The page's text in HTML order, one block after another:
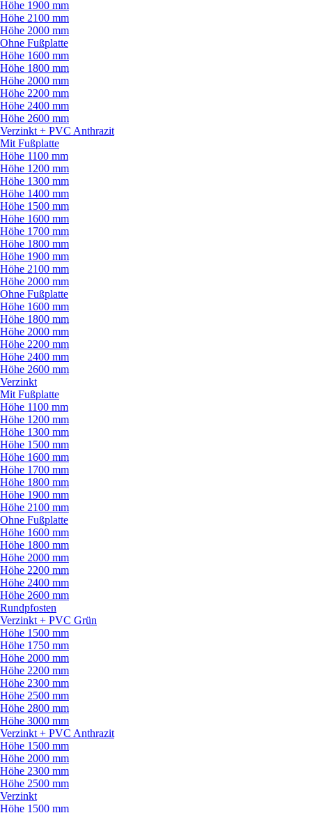
Höhe 1900 mm
Höhe 2100 mm
Höhe 2000 mm
Ohne Fußplatte
Höhe 1600 mm
Höhe 1800 mm
Höhe 2000 mm
Höhe 2200 mm
Höhe 2400 mm
Höhe 2600 mm
Verzinkt + PVC Anthrazit
Mit Fußplatte
Höhe 1100 mm
Höhe 1200 mm
Höhe 1300 mm
Höhe 1400 mm
Höhe 1500 mm
Höhe 1600 mm
Höhe 1700 mm
Höhe 1800 mm
Höhe 1900 mm
Höhe 2100 mm
Höhe 2000 mm
Ohne Fußplatte
Höhe 1600 mm
Höhe 1800 mm
Höhe 2000 mm
Höhe 2200 mm
Höhe 2400 mm
Höhe 2600 mm
Verzinkt
Mit Fußplatte
Höhe 1100 mm
Höhe 1200 mm
Höhe 1300 mm
Höhe 1500 mm
Höhe 1600 mm
Höhe 1700 mm
Höhe 1800 mm
Höhe 1900 mm
Höhe 2100 mm
Ohne Fußplatte
Höhe 1600 mm
Höhe 1800 mm
Höhe 2000 mm
Höhe 2200 mm
Höhe 2400 mm
Höhe 2600 mm
Rundpfosten
Verzinkt + PVC Grün
Höhe 1500 mm
Höhe 1750 mm
Höhe 2000 mm
Höhe 2200 mm
Höhe 2300 mm
Höhe 2500 mm
Höhe 2800 mm
Höhe 3000 mm
Verzinkt + PVC Anthrazit
Höhe 1500 mm
Höhe 2000 mm
Höhe 2300 mm
Höhe 2500 mm
Verzinkt
Höhe 1500 mm